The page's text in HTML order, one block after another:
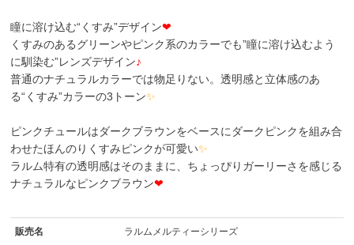
瞳に溶け込む“くすみ”デザイン❤
くすみのあるグリーンやピンク系のカラーでも”瞳に溶け込むよう
に馴染む”レンズデザイン♪
普通のナチュラルカラーでは物足りない。透明感と立体感のあ
る“くすみ”カラーの3トーン✨
ピンクチュールはダークブラウンをベースにダークピンクを組み合
わせたほんのりくすみピンクが可愛い✨
ラルム特有の透明感はそのままに、ちょっぴりガーリーさを感じる
ナチュラルなピンクブラウン❤
販売名 ラルムメルティーシリーズ